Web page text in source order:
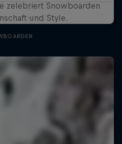
zelebriert Snowboarden
und Style.